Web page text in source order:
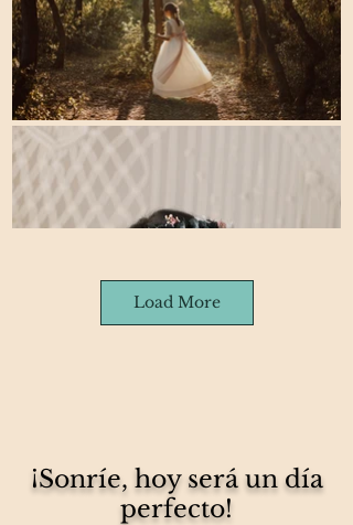
Load More
¡Sonríe, hoy será un día
perfecto!